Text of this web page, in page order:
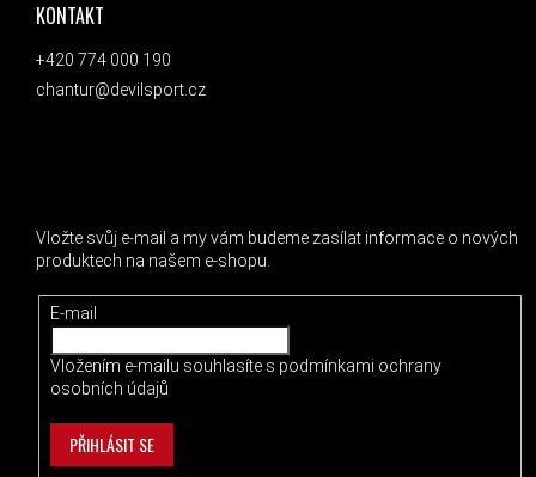
KONTAKT
+420 774 000 190
chantur@devilsport.cz
Vložte svůj e-mail a my vám budeme zasílat informace o nových
produktech na našem e-shopu.
E-mail
Vložením e-mailu souhlasíte s podmínkami ochrany
osobních údajů
PŘIHLÁSIT SE